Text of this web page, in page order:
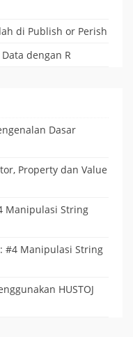
di Publish or Perish
dengan R
Dasar
Property dan Value
Manipulasi String
#4 Manipulasi String
HUSTOJ